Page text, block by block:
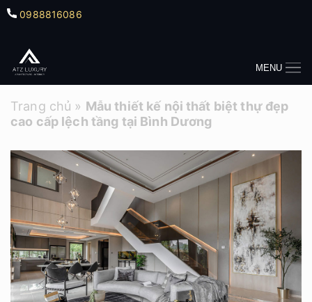
0988816086
MENU
Trang chủ » Mẫu thiết kế nội thất biệt thự đẹp
cao cấp lệch tầng tại Bình Dương